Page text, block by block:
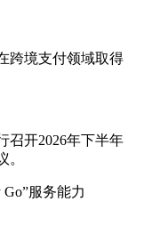
跨境支付领域取得
召开2026年下半年
。
服务能力